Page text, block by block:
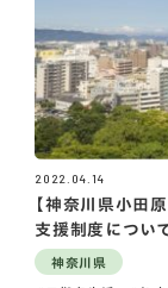
2022.04.14
【神奈川県小田
支援制度につい
神奈川県